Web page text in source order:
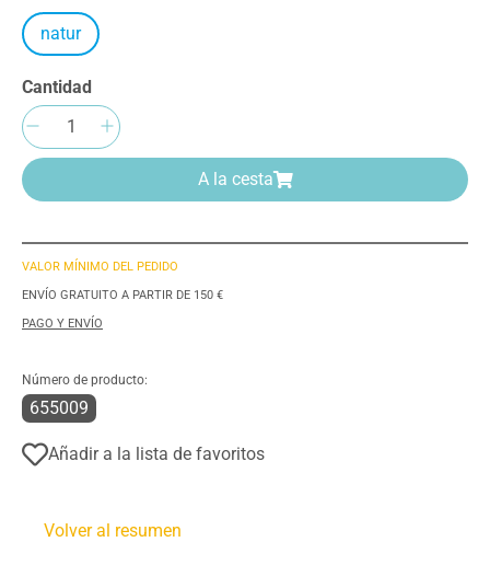
natur
Cantidad
Cantidad del producto: introduce la
A la cesta
VALOR MÍNIMO DEL PEDIDO
ENVÍO GRATUITO A PARTIR DE 150 €
PAGO Y ENVÍO
Número de producto:
655009
Añadir a la lista de favoritos
Volver al resumen